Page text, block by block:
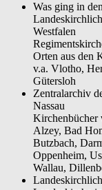
Was ging in
Westfalen
Orten aus den
v.a. Vlotho,
Gütersloh
Zentralarchiv
Nassau
Kirchenbücher
Alzey, Bad
Butzbach,
Oppenheim,
Wallau,